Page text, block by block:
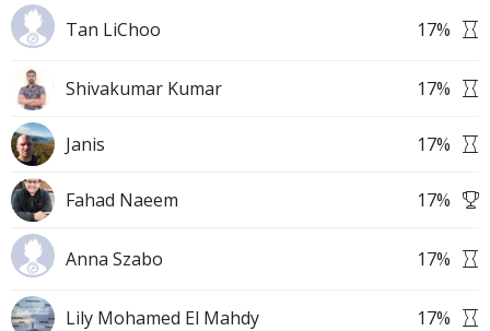
Tan LiChoo 17%
Shivakumar Kumar 17%
Janis 17%
Fahad Naeem 17%
Anna Szabo 17%
Lily Mohamed El Mahdy 17%